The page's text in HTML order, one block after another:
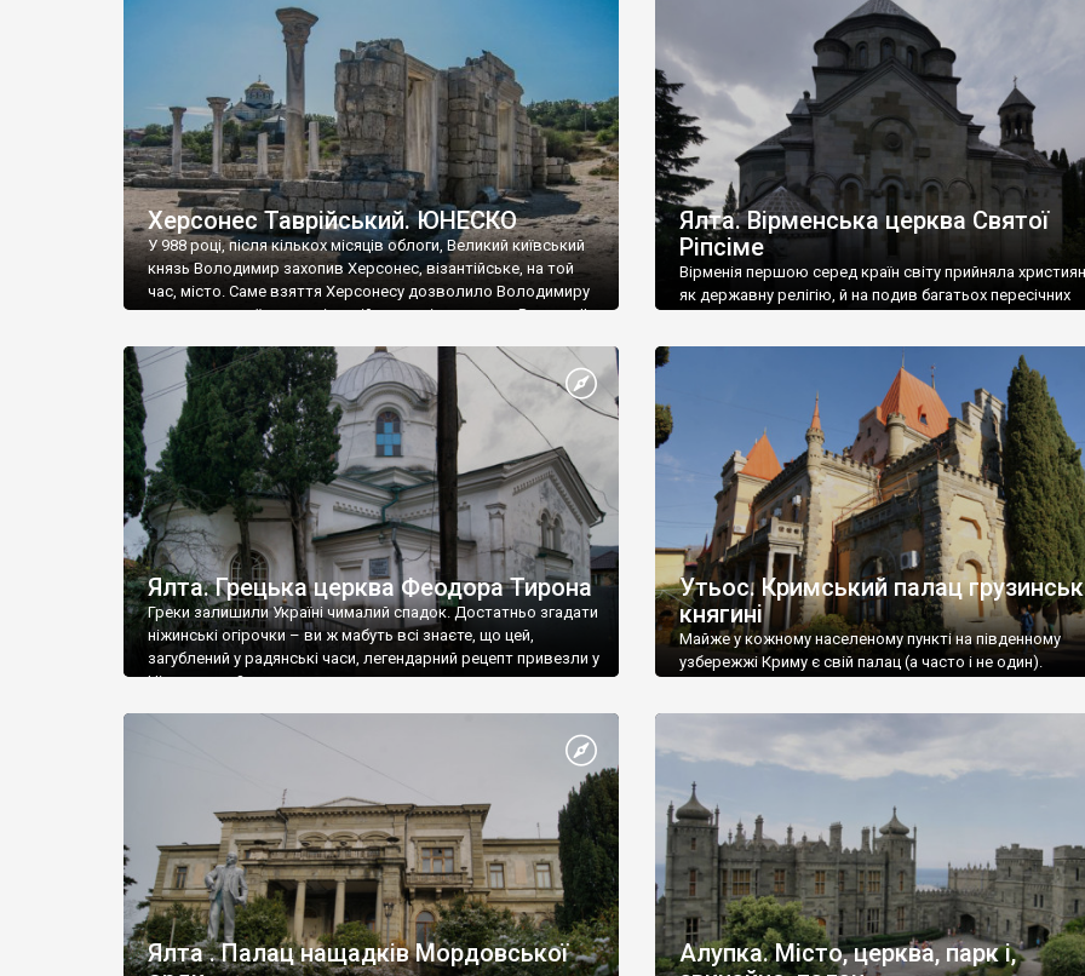
візантійської доби. Раритети викрадені з фондів об’єкту
культурної спадщини ЮНЕСКО «Херсонеса Таврійського».
Офіційно – на виставку «Золото Візантії», але експерти та
влада в Україні вважають це лише […]
називаються «повстяками» (postaki)…” “Вино. Крим
виробляє відмінне вино і його вдосталь: воно все
легке біле і дуже […]
Херсонес Таврійський. ЮНЕСКО
У 988 році, після кількох місяців облоги, Великий київський
князь Володимир захопив Херсонес, візантійське, на той
час, місто. Саме взяття Херсонесу дозволило Володимиру
диктувати свої умови візантійському імператору Василю ІІ,
Херсонесі Володимир-язичник, став Василем-
християнином. А потім було Хрещення Русі. На честь
Херсонесу Таврійського названо місто […]
Ялта. Вірменська церква Святої
Ріпсіме
Вірменія першою серед країн світу прийняла
як державну релігію, й на подив багатьох пересічних
Ялта. Грецька церква Феодора Тирона
Греки залишили Україні чималий спадок. Достатньо згадати
ніжинські огірочки – ви ж мабуть всі знаєте, що цей,
загублений у радянські часи, легендарний рецепт привезли у
Ніжин греки?
Утьос. Кримський палац
княгині
Майже у кожному населеному пункті на південному
узбережжі Криму є свій палац (а часто і не один).
Ялта . Палац нащадків Мордовської
Алупка. Місто, церква, парк і,